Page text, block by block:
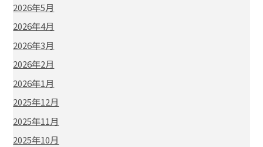
2026年5月
2026年4月
2026年3月
2026年2月
2026年1月
2025年12月
2025年11月
2025年10月